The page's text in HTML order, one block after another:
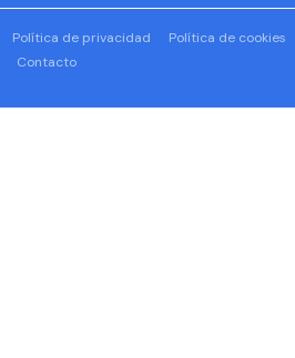
Política de privacidad
Política de cookies
Contacto